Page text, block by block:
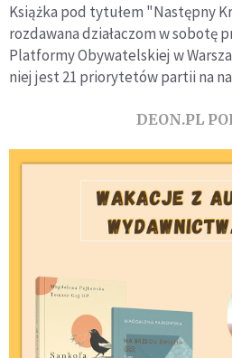
Książka pod tytułem "Następny
rozdawana działaczom w sobotę
Platformy Obywatelskiej w
niej jest 21 priorytetów partii na
DEON.PL